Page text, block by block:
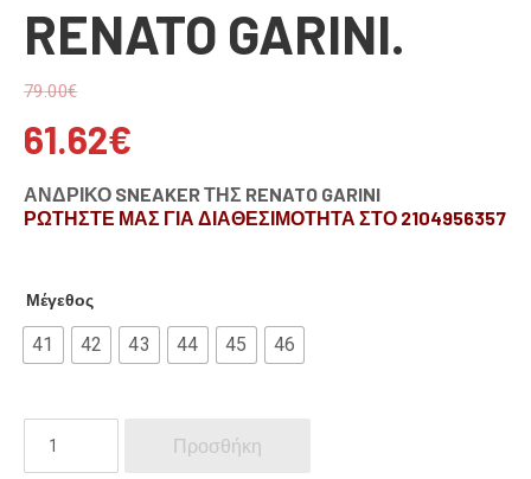
RENATO GARINI.
79.00€
61.62€
ΑΝΔΡΙΚΟ SNEAKER ΤΗΣ RENATO GARINI
ΡΩΤΗΣΤΕ ΜΑΣ ΓΙΑ ΔΙΑΘΕΣΙΜΟΤΗΤΑ ΣΤΟ 2104956357
Μέγεθος
41 42 43 44 45 46
GARINI.
Προσθήκη